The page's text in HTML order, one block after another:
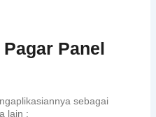
Panel
sebagai
lain :